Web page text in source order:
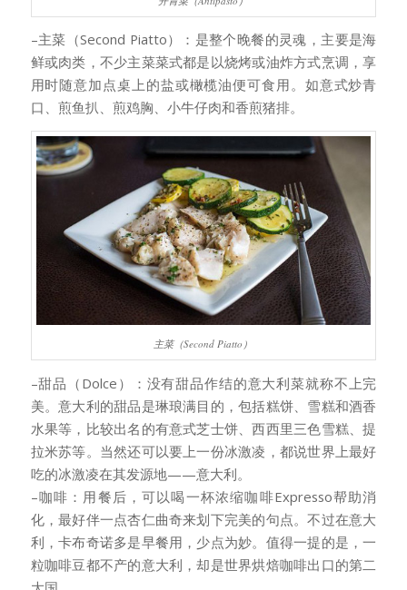
–主菜（Second Piatto）：是整个晚餐的灵魂，主要是海
鲜或肉类，不少主菜菜式都是以烧烤或油炸方式烹调，享
用时随意加点桌上的盐或橄榄油便可食用。如意式炒青
口、煎鱼扒、煎鸡胸、小牛仔肉和香煎猪排。
主菜（Second Piatto）
–甜品（Dolce）：没有甜品作结的意大利菜就称不上完
美。意大利的甜品是琳琅满目的，包括糕饼、雪糕和酒香
水果等，比较出名的有意式芝士饼、西西里三色雪糕、提
拉米苏等。当然还可以要上一份冰激凌，都说世界上最好
吃的冰激凌在其发源地——意大利。
–咖啡：用餐后，可以喝一杯浓缩咖啡Expresso帮助消
化，最好伴一点杏仁曲奇来划下完美的句点。不过在意大
利，卡布奇诺多是早餐用，少点为妙。值得一提的是，一
粒咖啡豆都不产的意大利，却是世界烘焙咖啡出口的第二